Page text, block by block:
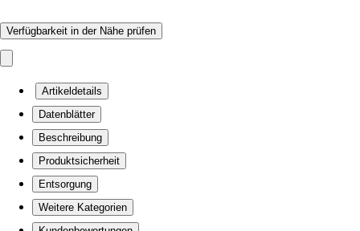
Verfügbarkeit in der Nähe prüfen
Artikeldetails
Datenblätter
Beschreibung
Produktsicherheit
Entsorgung
Weitere Kategorien